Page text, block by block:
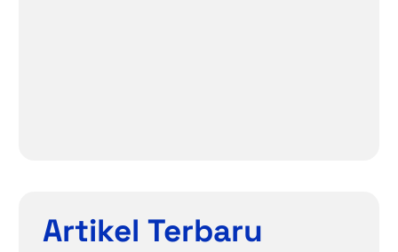
Artikel Terbaru